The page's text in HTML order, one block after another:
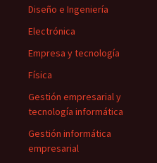
Diseño e Ingeniería
Electrónica
Empresa y tecnología
Física
Gestión empresarial y
tecnología informática
Gestión informática
empresarial